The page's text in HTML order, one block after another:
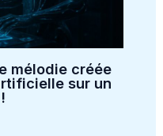
mélodie créée
sur un